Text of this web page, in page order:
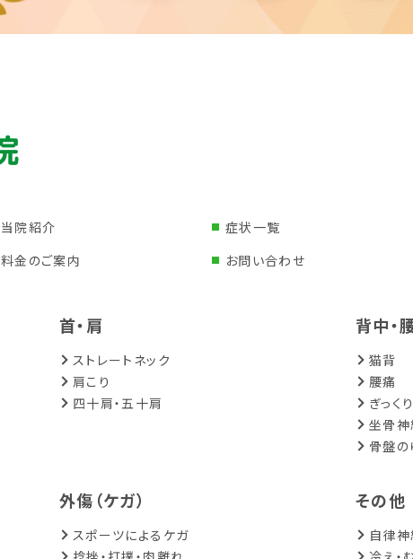
当院紹介
症状一覧
料金のご案内 お問い合わせ
首・肩
ストレートネック
肩こり
四十肩・五十肩
背中・
猫背
腰痛
ぎっく
坐骨
骨盤
外傷（ケガ）
スポーツによるケガ
その他
自律